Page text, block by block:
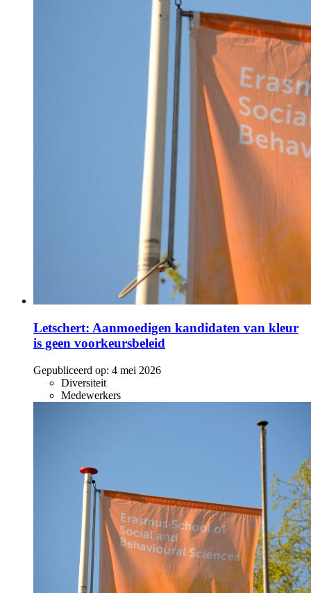
Letschert: Aanmoedigen kandidaten van kleur
is geen voorkeursbeleid
Gepubliceerd op: 4 mei 2026
Diversiteit
Medewerkers